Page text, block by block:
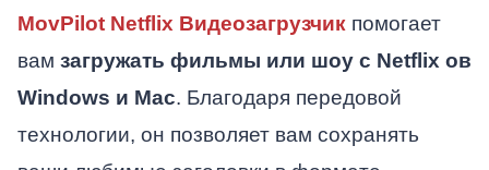
MovPilot Netflix Видеозагрузчикпомогает
вам загружать фильмы или шоу с Netflix oв
Windows и Mac. Благодаря передовой
технологии, он позволяет вам сохранять